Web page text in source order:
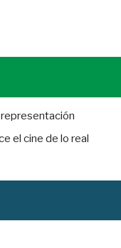
el cine de lo real